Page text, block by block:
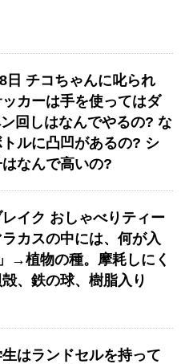
日 チコちゃんに叱られ
カーは手を使ってはダ
回しはなんでやるの? な
ルに凸凹があるの? シ
なんで高いの?
イク おしゃべりティー
カスの中には、何が入
→植物の種。摩耗しにく
、鉄の球、樹脂入り
はランドセルを持って